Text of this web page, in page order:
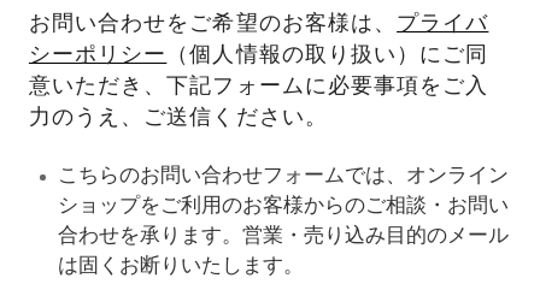
お問い合わせをご希望のお客様は、 プライバ
シーポリシー
（個人情報の取り扱い）にご同
意いただき、下記フォームに必要事項をご入
力のうえ、ご送信ください。
こちらのお問い合わせフォームでは、オンライン
ショップをご利用のお客様からのご相談・お問い
合わせを承ります。営業・売り込み目的のメール
は固くお断りいたします。